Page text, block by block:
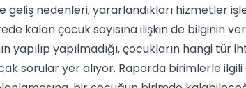
geliş nedenleri, yararlandıkları hizmetler
kalan çocuk sayısına ilişkin de bilginin
yapılıp yapılmadığı, çocukların hangi tür
sorular yer alıyor. Raporda birimlerle